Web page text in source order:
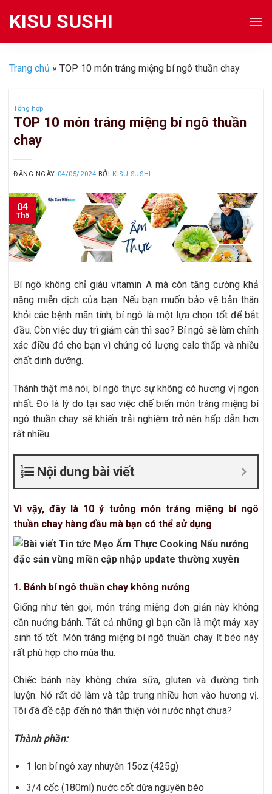
KISU SUSHI
Trang chủ » TOP 10 món tráng miệng bí ngô thuần chay
Tổng hợp
TOP 10 món tráng miệng bí ngô thuần
chay
ĐĂNG NGÀY 04/05/2024 BỞI KISU SUSHI
04
Th5
Bí ngô không chỉ giàu vitamin A mà còn tăng cường khả
năng miễn dịch của bạn. Nếu bạn muốn bảo vệ bản thân
khỏi các bệnh mãn tính, bí ngô là một lựa chọn tốt để bắt
đầu. Còn việc duy trì giảm cân thì sao? Bí ngô sẽ làm chính
xác điều đó cho bạn vì chúng có lượng calo thấp và nhiều
chất dinh dưỡng.
Thành thật mà nói, bí ngô thực sự không có hương vị ngon
nhất. Đó là lý do tại sao việc chế biến món tráng miệng bí
ngô thuần chay sẽ khiến trải nghiệm trở nên hấp dẫn hơn
rất nhiều.
Nội dung bài viết
Vì vậy, đây là 10 ý tưởng món tráng miệng bí ngô
thuần chay hàng đầu mà bạn có thể sử dụng
1. Bánh bí ngô thuần chay không nướng
Giống như tên gọi, món tráng miệng đơn giản này không
cần nướng bánh. Tất cả những gì bạn cần là một máy xay
sinh tố tốt. Món tráng miệng bí ngô thuần chay ít béo này
rất phù hợp cho mùa thu.
Chiếc bánh này không chứa sữa, gluten và đường tinh
luyện. Nó rất dễ làm và tập trung nhiều hơn vào hương vị.
Tôi đã đề cập đến nó thân thiện với nước nhạt chưa?
Thành phần:
1 lon bí ngô xay nhuyễn 15oz (425g)
3/4 cốc (180ml) nước cốt dừa nguyên béo